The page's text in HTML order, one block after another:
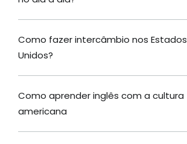
Como fazer intercâmbio nos Estados
Unidos?
Como aprender inglês com a cultura
americana